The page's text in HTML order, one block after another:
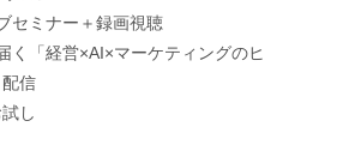
セミナー＋録画視聴
く「経営×AI×マーケティングのヒ
信
し